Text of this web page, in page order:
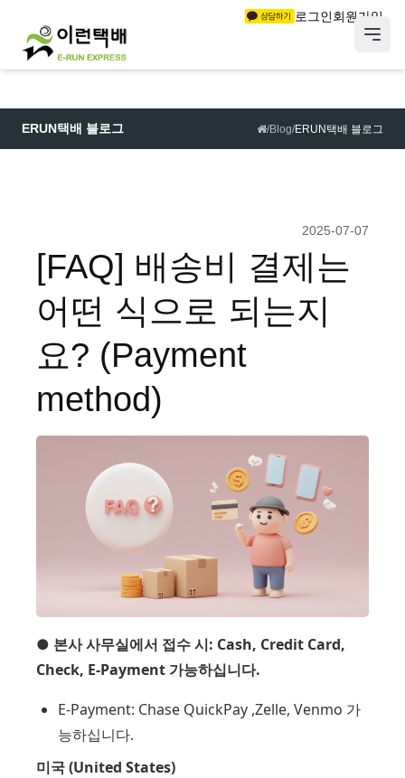
로그인회원가입
ERUN택배 블로그 /Blog/ERUN택배 블로그
2025-07-07
[FAQ] 배송비 결제는
어떤 식으로 되는지
요? (Payment
method)
● 본사 사무실에서 접수 시: Cash, Credit Card,
Check, E-Payment 가능하십니다.
E-Payment: Chase QuickPay ,Zelle, Venmo 가
능하십니다.
미국 (United States)